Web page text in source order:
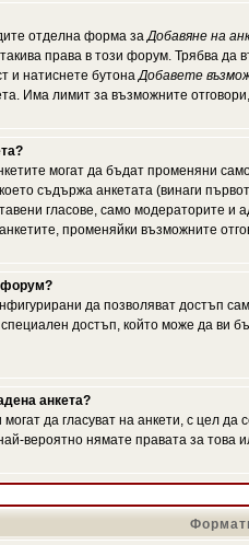
отделна форма заДобавяне на
права в този форум. Трябва да
и натиснете бутонаДобавете
Има лимит за възможните
могат да бъдат променяни
съдържа анкетата (винаги
гласове, само модераторите и
променяйки възможните
форум?
да позволяват достъп
достъп, който може да ви
анкета?
да гласуват на анкети, с цел
вероятно нямате правата за това